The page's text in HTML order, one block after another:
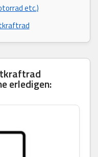
etc.)
erledigen: